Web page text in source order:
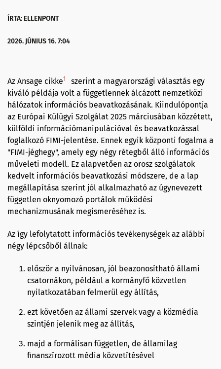
ÍRTA: ELLENPONT
2026. JÚNIUS 16. 7:04
Az Ansage cikke1
szerint a magyarországi választás egy
kiváló példája volt a függetlennek álcázott nemzetközi
hálózatok információs beavatkozásának. Kiindulópontja
az Európai Külügyi Szolgálat 2025 márciusában közzétett,
külföldi információmanipulációval és beavatkozással
foglalkozó FIMI-jelentése. Ennek egyik központi fogalma a
"FIMI-jéghegy", amely egy négy rétegből álló információs
műveleti modell. Ez alapvetően az orosz szolgálatok
kedvelt információs beavatkozási módszere, de a lap
megállapítása szerint jól alkalmazható az úgynevezett
független oknyomozó portálok működési
mechanizmusának megismeréséhez is.
Az így lefolytatott információs tevékenységek az alábbi
négy lépcsőből állnak:
először a nyilvánosan, jól beazonosítható állami
csatornákon, például a kormányfő közvetlen
nyilatkozatában felmerül egy állítás,
ezt követően az állami szervek vagy a közmédia
szintjén jelenik meg az állítás,
majd a formálisan független, de államilag
finanszírozott média közvetítésével